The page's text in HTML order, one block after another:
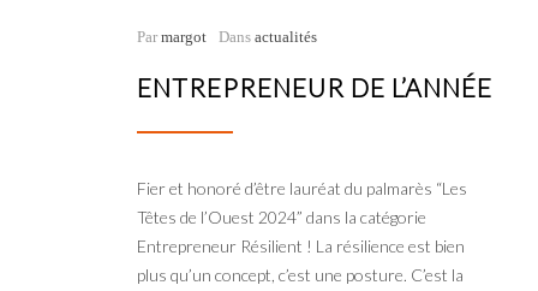
Par margot Dans actualités
ENTREPRENEUR DE L’ANNÉE
Fier et honoré d’être lauréat du palmarès “Les
Têtes de l’Ouest 2024” dans la catégorie
Entrepreneur Résilient ! La résilience est bien
plus qu’un concept, c’est une posture. C’est la